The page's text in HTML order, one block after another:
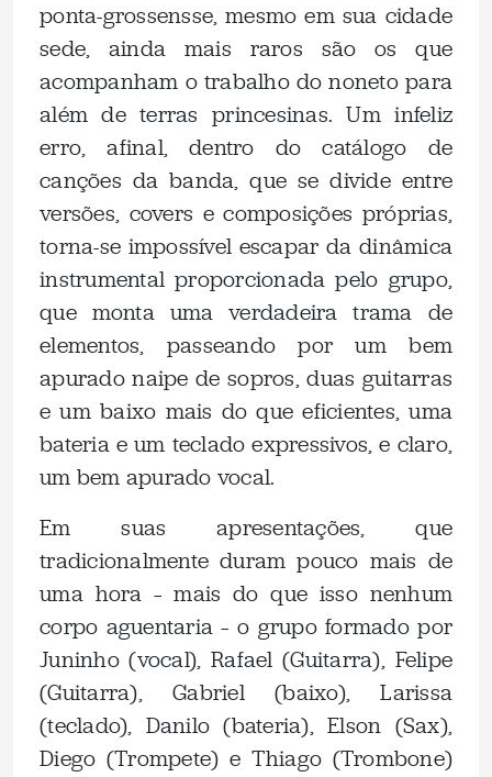
ponta-grossensse, mesmo em sua cidade
sede, ainda mais raros são os que
acompanham o trabalho do noneto para
além de terras princesinas. Um infeliz
erro, afinal, dentro do catálogo de
canções da banda, que se divide entre
versões, covers e composições próprias,
torna-se impossível escapar da dinâmica
instrumental proporcionada pelo grupo,
que monta uma verdadeira trama de
elementos, passeando por um bem
apurado naipe de sopros, duas guitarras
e um baixo mais do que eficientes, uma
bateria e um teclado expressivos, e claro,
um bem apurado vocal.
Em suas apresentações, que
tradicionalmente duram pouco mais de
uma hora – mais do que isso nenhum
corpo aguentaria – o grupo formado por
Juninho (vocal), Rafael (Guitarra), Felipe
(Guitarra), Gabriel (baixo), Larissa
(teclado), Danilo (bateria), Elson (Sax),
Diego (Trompete) e Thiago (Trombone)